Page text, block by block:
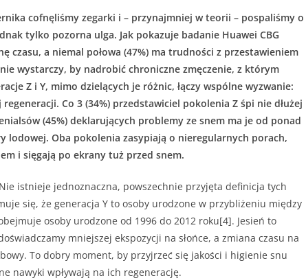
cofnęliśmy zegarki i – przynajmniej w teorii – pospaliśmy o
tylko pozorna ulga. Jak pokazuje badanie Huawei CBG
czasu, a niemal połowa (47%) ma trudności z przestawieniem
wystarczy, by nadrobić chroniczne zmęczenie, z którym
Z i Y, mimo dzielących je różnic, łączy wspólne wyzwanie:
Co 3 (34%) przedstawiciel pokolenia Z śpi nie dłużej
(45%) deklarujących problemy ze snem ma je od ponad
lodowej. Oba pokolenia zasypiają o nieregularnych porach,
i sięgają po ekrany tuż przed snem.
istnieje jednoznaczna, powszechnie przyjęta definicja tych
się, że generacja Y to osoby urodzone w przybliżeniu między
osoby urodzone od 1996 do 2012 roku[4]. Jesień to
mniejszej ekspozycji na słońce, a zmiana czasu na
To dobry moment, by przyjrzeć się jakości i higienie snu
nawyki wpływają na ich regenerację.